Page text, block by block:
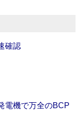
確認
電機で万全のBCP